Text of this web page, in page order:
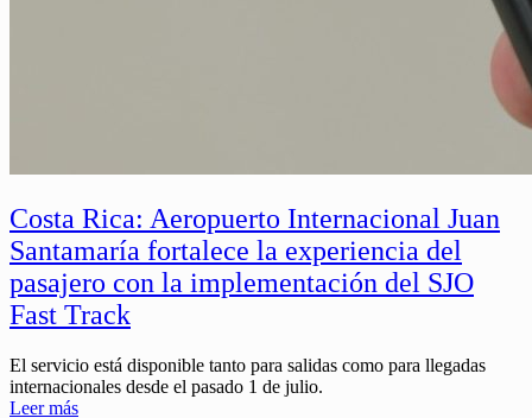
Costa Rica: Aeropuerto Internacional Juan
Santamaría fortalece la experiencia del
pasajero con la implementación del SJO
Fast Track
El servicio está disponible tanto para salidas como para llegadas
internacionales desde el pasado 1 de julio.
Leer más